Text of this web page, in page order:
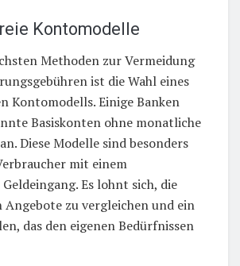
Kontomodelle
Methoden zur Vermeidung
ist die Wahl eines
Kontomodells. Einige Banken
Basiskonten ohne monatliche
Diese Modelle sind besonders
mit einem
Es lohnt sich, die
Angebote zu vergleichen und ein
das den eigenen Bedürfnissen